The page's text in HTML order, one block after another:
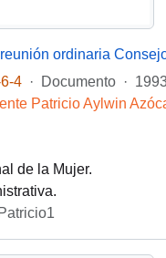
4 · Documento ·
Patricio Aylwin
de la Mujer.